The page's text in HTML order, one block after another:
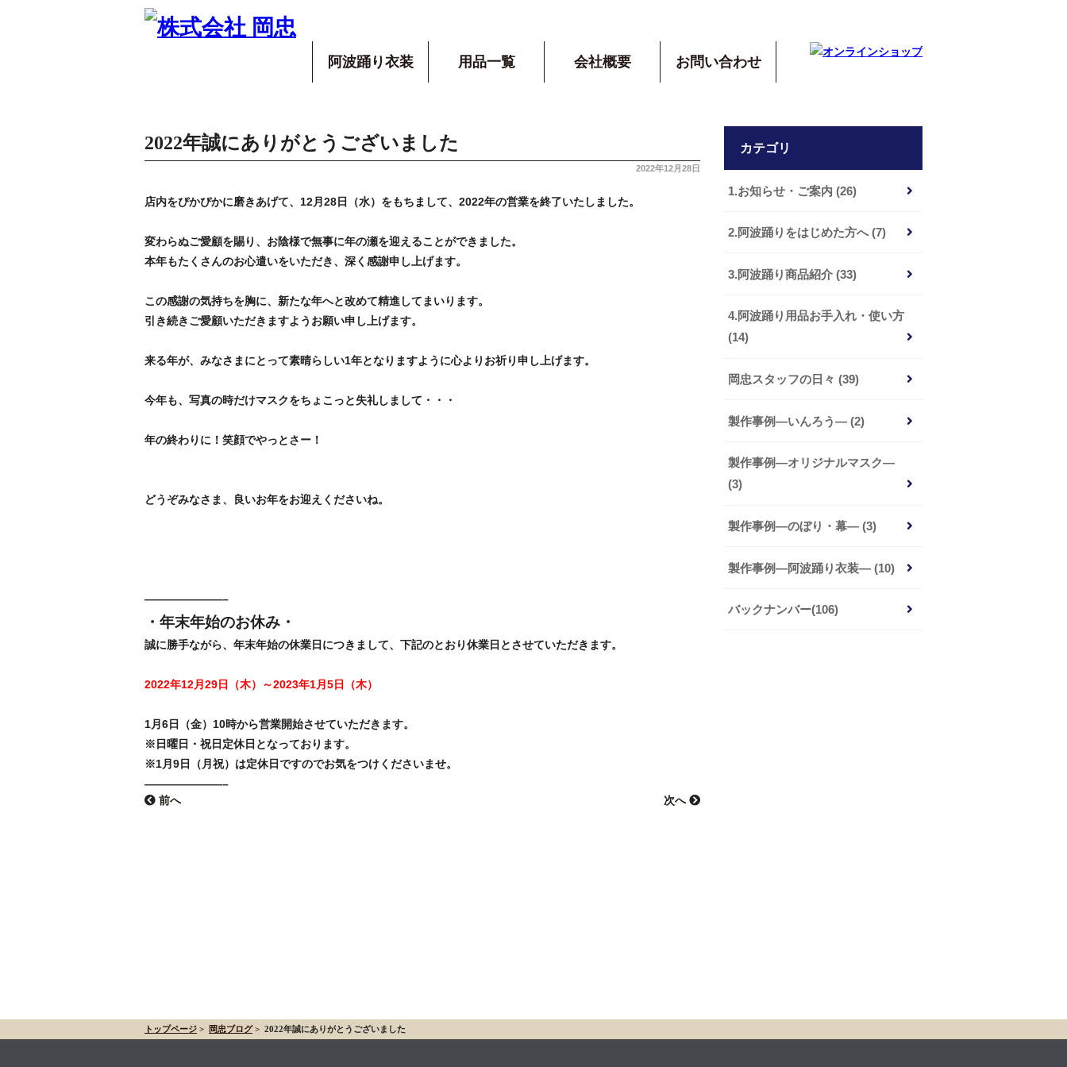
阿波踊り衣装 用品一覧 会社概要 お問い合わせ
2022年誠にありがとうございました
2022年12月28日
店内をぴかぴかに磨きあげて、12月28日（水）をもちまして、2022年の営業を終了いたしました。
変わらぬご愛顧を賜り、お陰様で無事に年の瀬を迎えることができました。
本年もたくさんのお心遣いをいただき、深く感謝申し上げます。
この感謝の気持ちを胸に、新たな年へと改めて精進してまいります。
引き続きご愛顧いただきますようお願い申し上げます。
来る年が、みなさまにとって素晴らしい1年となりますように心よりお祈り申し上げます。
今年も、写真の時だけマスクをちょこっと失礼しまして・・・
年の終わりに！笑顔でやっとさー！
どうぞみなさま、良いお年をお迎えくださいね。
———————–
・年末年始のお休み・
誠に勝手ながら、年末年始の休業日につきまして、下記のとおり休業日とさせていただきます。
2022年12月29日（木）～2023年1月5日（木）
1月6日（金）10時から営業開始させていただきます。
※日曜日・祝日定休日となっております。
※1月9日（月祝）は定休日ですのでお気をつけくださいませ。
———————–
前へ 次へ
カテゴリ
1.お知らせ・ご案内 (26)
2.阿波踊りをはじめた方へ (7)
3.阿波踊り商品紹介 (33)
4.阿波踊り用品お手入れ・使い方
(14)
岡忠スタッフの日々 (39)
製作事例―いんろう― (2)
製作事例―オリジナルマスク―
(3)
製作事例―のぼり・幕― (3)
製作事例―阿波踊り衣装― (10)
バックナンバー(106)
トップページ > 岡忠ブログ> 2022年誠にありがとうございました